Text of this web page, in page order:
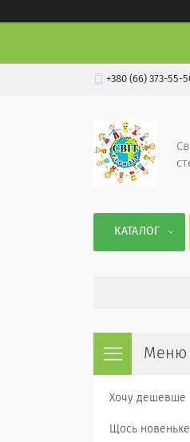
+380 (66) 373-55-
КАТАЛОГ
Хочу дешевше
Щось новеньке